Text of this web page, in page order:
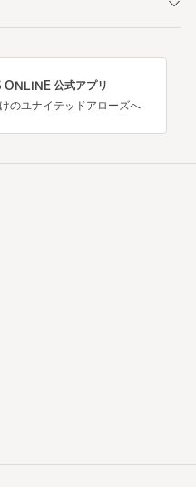
公式アプリ
のユナイテッドアローズへ